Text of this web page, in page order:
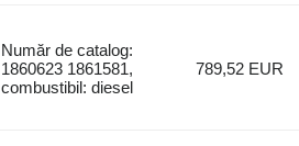
Număr de catalog:
1860623 1861581,
combustibil: diesel
789,52 EUR